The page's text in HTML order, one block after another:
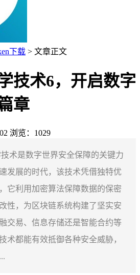
下载 > 文章正文
技术6，开启数字
章
浏览：1029
术是数字世界安全保障的关键力
发展的时代，该技术凭借独特优
它利用加密算法保障数据的保密
性，为区块链系统构建了坚实安
交易、信息存储还是智能合约等
术都能有效抵御各种安全威胁，